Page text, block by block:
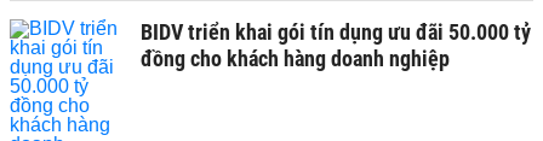
BIDV triển khai gói tín dụng ưu đãi 50.000 tỷ
đồng cho khách hàng doanh nghiệp